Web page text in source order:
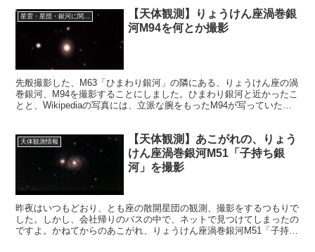
【天体観測】りょうけん座渦巻銀
河M94を何とか撮影
先般撮影した、M63「ひまわり銀河」の隣にある、りょうけん座の渦
巻銀河、M94を撮影することにしました。ひまわり銀河と近かったこ
とと、Wikipediaの写真には、立派な腕をもったM94が写っていたの
天体観測情報
【天体観測】あこがれの、りょう
けん座渦巻銀河M51「子持ち銀
河」を撮影
昨夜はいつもどおり、とも座の散開星団の観測、撮影をするつもりで
した。しかし、会社帰りのバスの中で、ネットで見つけてしまったの
ですよ。かねてからのあこがれ、りょうけん座渦巻銀河M51「子持ち